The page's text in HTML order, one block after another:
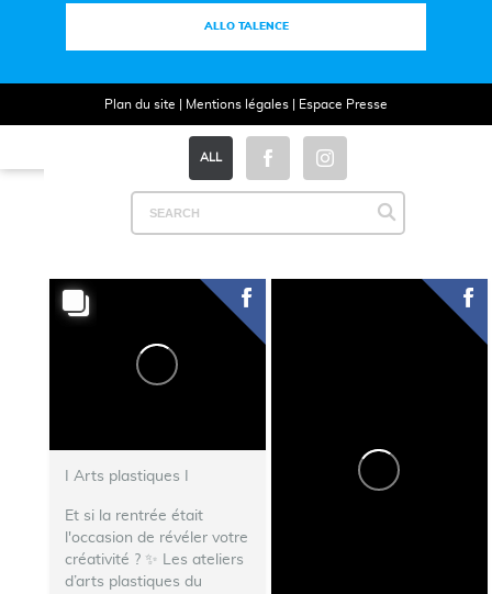
ALL
I Arts plastiques I
Et si la rentrée était
l'occasion de révéler votre
créativité ? ✨ Les ateliers
d’arts plastiques du
ALLO TALENCE
Plan du site Mentions légales| Espace Presse